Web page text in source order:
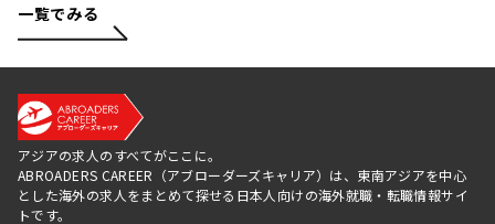
一覧でみる
アジアの求人のすべてがここに。
ABROADERS CAREER（アブローダーズキャリア）は、東南アジアを中心
とした海外の求人をまとめて探せる日本人向けの海外就職・転職情報サイ
トです。